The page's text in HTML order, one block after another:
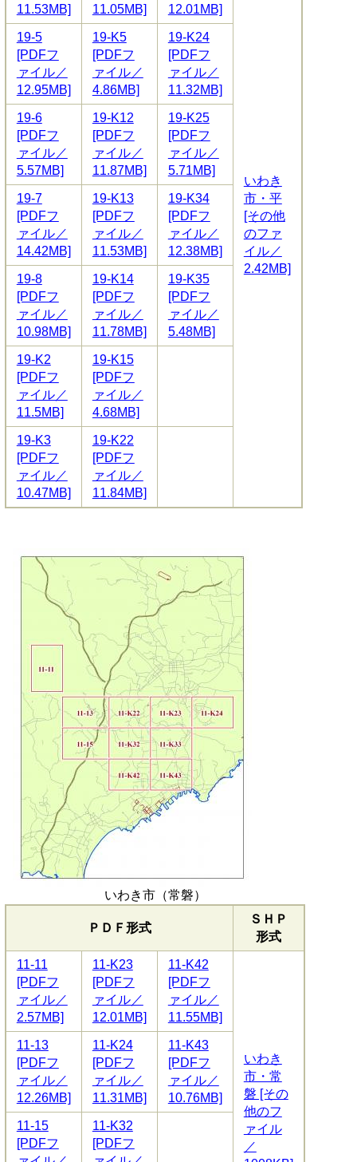
11.53MB]
11.05MB]
12.01MB]
いわき
市・平
[その他
のファ
イル／
2.42MB]
19-5
[PDFフ
ァイル／
12.95MB]
19-K5
[PDFフ
ァイル／
4.86MB]
19-K24
[PDFフ
ァイル／
11.32MB]
19-6
[PDFフ
ァイル／
5.57MB]
19-K12
[PDFフ
ァイル／
11.87MB]
19-K25
[PDFフ
ァイル／
5.71MB]
19-7
[PDFフ
ァイル／
14.42MB]
19-K13
[PDFフ
ァイル／
11.53MB]
19-K34
[PDFフ
ァイル／
12.38MB]
19-8
[PDFフ
ァイル／
10.98MB]
19-K14
[PDFフ
ァイル／
11.78MB]
19-K35
[PDFフ
ァイル／
5.48MB]
19-K2
[PDFフ
ァイル／
11.5MB]
19-K15
[PDFフ
ァイル／
4.68MB]
19-K3
[PDFフ
ァイル／
10.47MB]
19-K22
[PDFフ
ァイル／
11.84MB]
いわき市（常磐）
ＰＤＦ形式
ＳＨＰ
形式
11-11
[PDFフ
ァイル／
2.57MB]
11-K23
[PDFフ
ァイル／
12.01MB]
11-K42
[PDFフ
ァイル／
11.55MB]
いわき
市・常
磐 [その
他のフ
ァイル
／
11-13
[PDFフ
ァイル／
12.26MB]
11-K24
[PDFフ
ァイル／
11.31MB]
11-K43
[PDFフ
ァイル／
10.76MB]
11-15
[PDFフ
11-K32
[PDFフ